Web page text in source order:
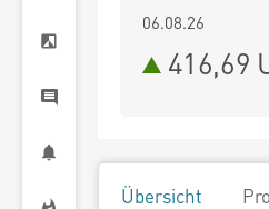
06.08.26
416,69
Übersicht